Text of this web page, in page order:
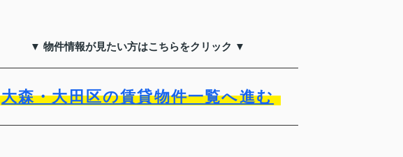
▼ 物件情報が見たい方はこちらをクリック ▼
大森・大田区の賃貸物件一覧へ進む